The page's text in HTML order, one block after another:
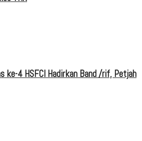
ke-4 HSFCI Hadirkan Band /rif, Petjah